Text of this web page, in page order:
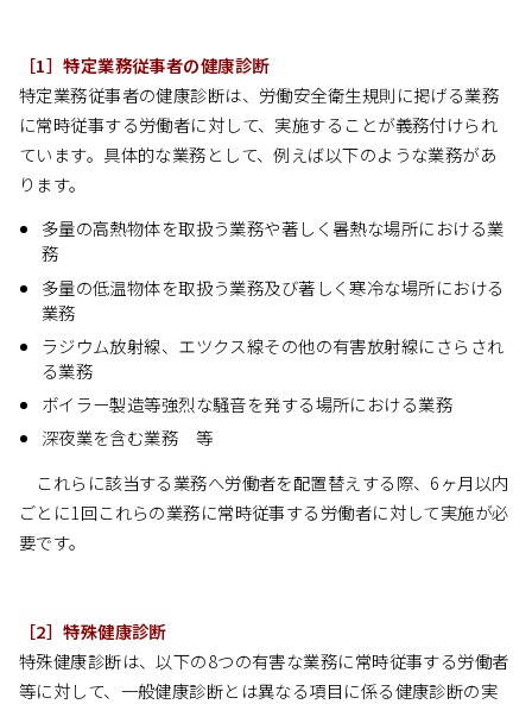
［1］特定業務従事者の健康診断
特定業務従事者の健康診断は、労働安全衛生規則に掲げる業務
に常時従事する労働者に対して、実施することが義務付けられ
ています。具体的な業務として、例えば以下のような業務があ
ります。
多量の高熱物体を取扱う業務や著しく暑熱な場所における業
務
多量の低温物体を取扱う業務及び著しく寒冷な場所における
業務
ラジウム放射線、エツクス線その他の有害放射線にさらされ
る業務
ボイラー製造等強烈な騒音を発する場所における業務
深夜業を含む業務 等
これらに該当する業務へ労働者を配置替えする際、6ヶ月以内
ごとに1回これらの業務に常時従事する労働者に対して実施が必
要です。
［2］特殊健康診断
特殊健康診断は、以下の8つの有害な業務に常時従事する労働者
等に対して、一般健康診断とは異なる項目に係る健康診断の実